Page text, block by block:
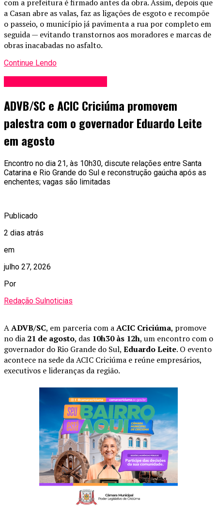
com a prefeitura é firmado antes da obra. Assim, depois que
a Casan abre as valas, faz as ligações de esgoto e recompõe
o passeio, o município já pavimenta a rua por completo em
seguida — evitando transtornos aos moradores e marcas de
obras inacabadas no asfalto.
Continue Lendo
ADVB/SC e ACIC Criciúma promovem
palestra com o governador Eduardo Leite
em agosto
Encontro no dia 21, às 10h30, discute relações entre Santa
Catarina e Rio Grande do Sul e reconstrução gaúcha após as
enchentes; vagas são limitadas
Publicado
2 dias atrás
em
julho 27, 2026
Por
Redação Sulnoticias
AADVB/SC, em parceria com aACIC Criciúma, promove
no dia 21 de agosto, das 10h30 às 12h, um encontro com o
governador do Rio Grande do Sul, Eduardo Leite. O evento
acontece na sede da ACIC Criciúma e reúne empresários,
executivos e lideranças da região.